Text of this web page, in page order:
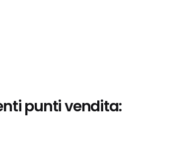
punti vendita: